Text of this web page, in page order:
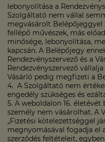
lebonyolítása a
Szolgáltató nem vállal
megvásárolt
fellépő művészek, más
minősége, lebonyolítása,
kapcsán. A Belépőjegy
Rendezvényszervező és a
Rendezvényszervező
Vásárló pedig megfizeti a
4. A Szolgáltató nem
engedély szükséges és
5. A weboldalon 16.
személy nem vásárolhat. A
„Fizetési kötelezettséggel
megnyomásával fogadja el
szerződés feltételeit,